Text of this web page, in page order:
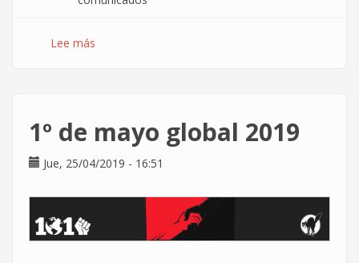
Lee más
jornada
1º de mayo global 2019
Jue, 25/04/2019 - 16:51